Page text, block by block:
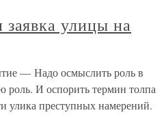
заявка улицы на
— Надо осмыслить роль в
роль. И оспорить термин толпа
улика преступных намерений.